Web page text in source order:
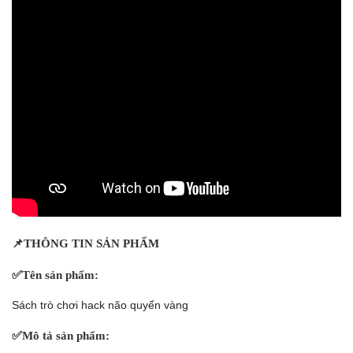
📌THÔNG TIN SẢN PHẨM
✅Tên sản phẩm:
Sách trò chơi hack não quyển vàng
✅Mô tả sản phẩm: